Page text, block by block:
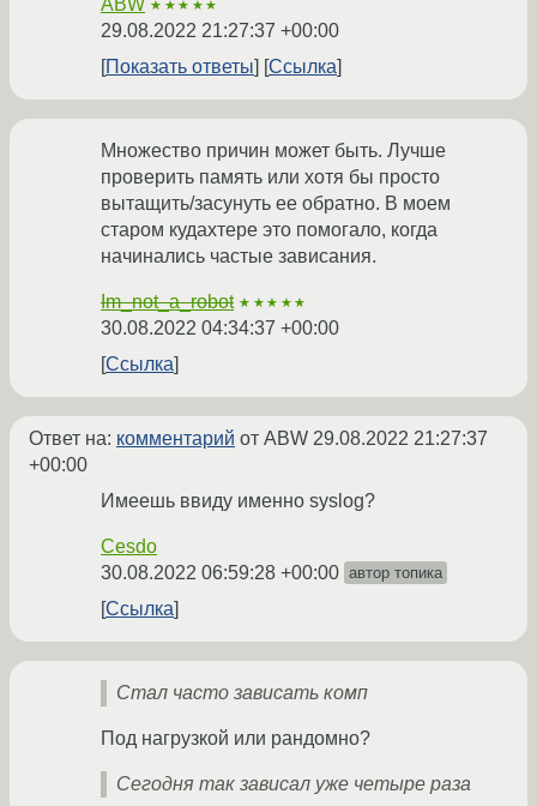
ABW ★★★★★
29.08.2022 21:27:37 +00:00
Показать ответы
Ссылка
Множество причин может быть. Лучше
проверить память или хотя бы просто
вытащить/засунуть ее обратно. В моем
старом кудахтере это помогало, когда
начинались частые зависания.
Im_not_a_robot ★★★★★
30.08.2022 04:34:37 +00:00
Ссылка
Ответ на: комментарий от ABW 29.08.2022 21:27:37
+00:00
Имеешь ввиду именно syslog?
Cesdo
30.08.2022 06:59:28 +00:00 автор топика
Ссылка
Стал часто зависать комп
Под нагрузкой или рандомно?
Сегодня так зависал уже четыре раза